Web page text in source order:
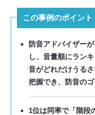
この事例のポイント
防音アドバイザー
し、音量順にラン
音がどれだけうる
把握でき、防音の
1位は同率で「階段